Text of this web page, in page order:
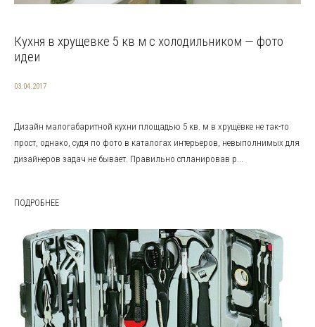
Кухня в хрущевке 5 кв м с холодильником — фото
идеи
03.04.2017
Дизайн малогабаритной кухни площадью 5 кв. м в хрущёвке не так-то
прост, однако, судя по фото в каталогах интерьеров, невыполнимых для
дизайнеров задач не бывает. Правильно спланировав р...
ПОДРОБНЕЕ